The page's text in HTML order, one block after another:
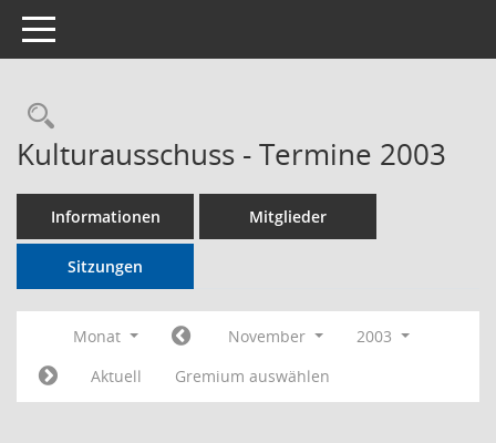
Toggle navigation
Rechercheauswahl
Kulturausschuss - Termine 2003
Informationen Mitglieder
Sitzungen
Monat November
2003
Aktuell
Gremium auswählen